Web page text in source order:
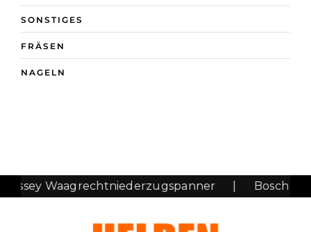
SONSTIGES
FRÄSEN
NAGELN
Waagrechtniederzugspanner | Bosch GOF